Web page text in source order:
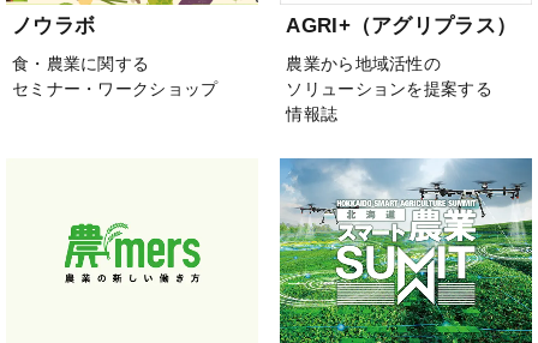
ノウラボ
食・農業に関する
セミナー・ワークショップ
AGRI+（アグリプラス）
農業から地域活性の
ソリューションを提案する
情報誌